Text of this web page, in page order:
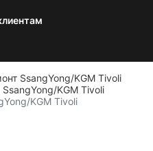
SsangYong/KGM Tivoli
KGM Tivoli
KGM Tivoli